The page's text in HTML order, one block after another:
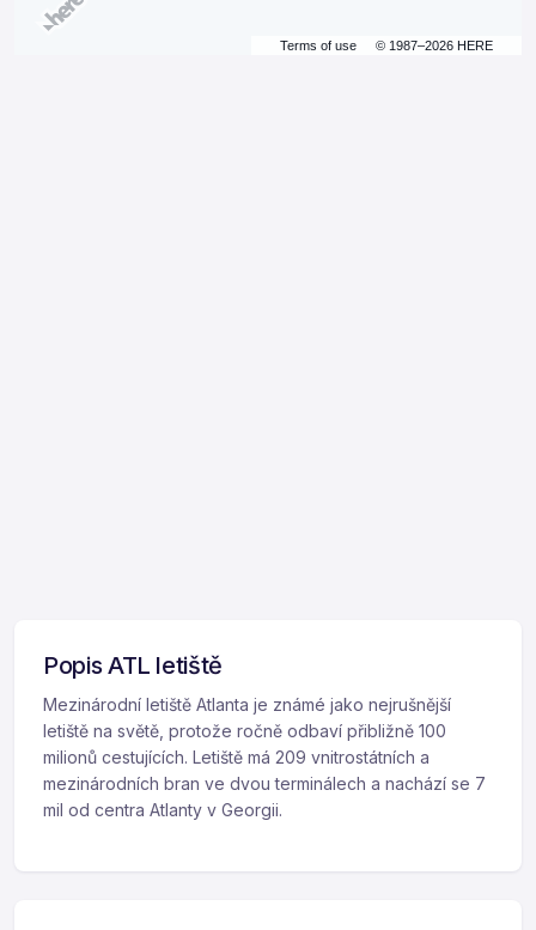
Terms of use © 1987–2026 HERE
Popis ATL letiště
Mezinárodní letiště Atlanta je známé jako nejrušnější
letiště na světě, protože ročně odbaví přibližně 100
milionů cestujících. Letiště má 209 vnitrostátních a
mezinárodních bran ve dvou terminálech a nachází se 7
mil od centra Atlanty v Georgii.